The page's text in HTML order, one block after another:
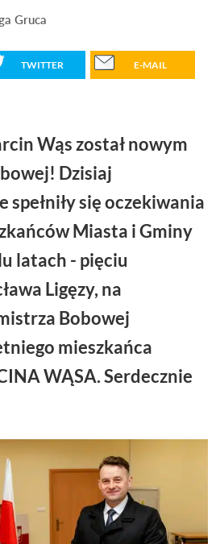
Gruca
TWITTER E-MAIL
Wąs został nowym
Dzisiaj
się oczekiwania
Miasta i Gminy
latach - pięciu
Ligęzy, na
Bobowej
mieszkańca
WĄSA. Serdecznie